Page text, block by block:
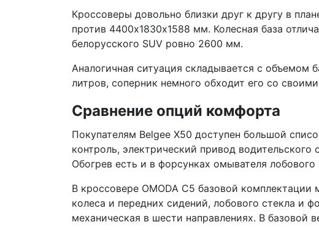
Кроссоверы довольно близки друг к другу в
против 4400х1830х1588 мм. Колесная база
белорусского SUV ровно 2600 мм.
Аналогичная ситуация складывается с объемом
литров, соперник немного обходит его со
Сравнение опций комфорта
Покупателям Belgee X50 доступен большой
контроль, электрический привод
Обогрев есть и в форсунках омывателя
В кроссовере OMODA C5 базовой
колеса и передних сидений, лобового стекла и
механическая в шести направлениях. В базовой